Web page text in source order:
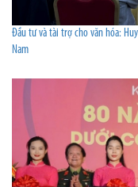
Đầu tư và tài trợ cho văn hóa:
Nam